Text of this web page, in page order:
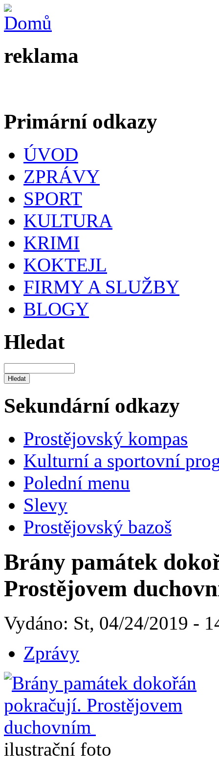
reklama
Primární odkazy
ÚVOD
ZPRÁVY
SPORT
KULTURA
KRIMI
KOKTEJL
FIRMY A SLUŽBY
BLOGY
Hledat
Sekundární odkazy
Prostějovský kompas
Kulturní a sportovní
Polední menu
Slevy
Prostějovský bazoš
Brány památek
Prostějovem
Vydáno: St, 04/24/2019 -
Zprávy
ilustrační foto